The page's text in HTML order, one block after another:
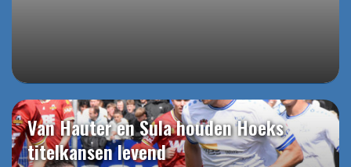
Van Hauter en Sula houden Hoeks
titelkansen levend